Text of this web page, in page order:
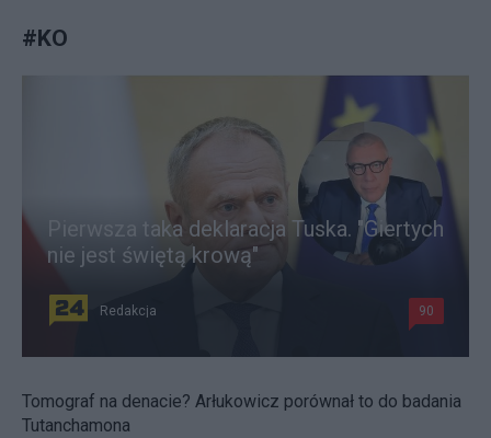
#KO
Pierwsza taka deklaracja Tuska. "Giertych
nie jest świętą krową"
Redakcja 90
Tomograf na denacie? Arłukowicz porównał to do badania
Tutanchamona